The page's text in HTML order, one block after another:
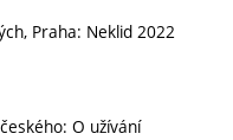
Praha: Neklid 2022
O užívání